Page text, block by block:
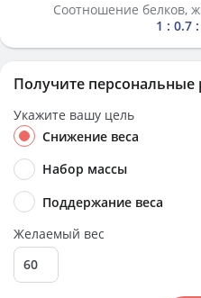
Соотношение белков,
1 : 0.7 :
Получите
Укажите вашу цель
Снижение веса
Набор массы
Поддержание веса
Желаемый вес